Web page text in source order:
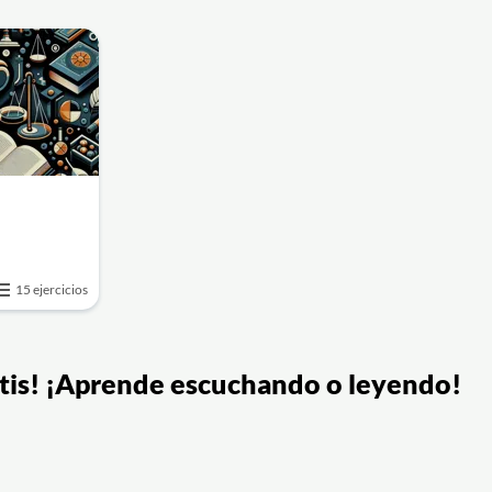
15 ejercicios
¡Aprende escuchando o leyendo!